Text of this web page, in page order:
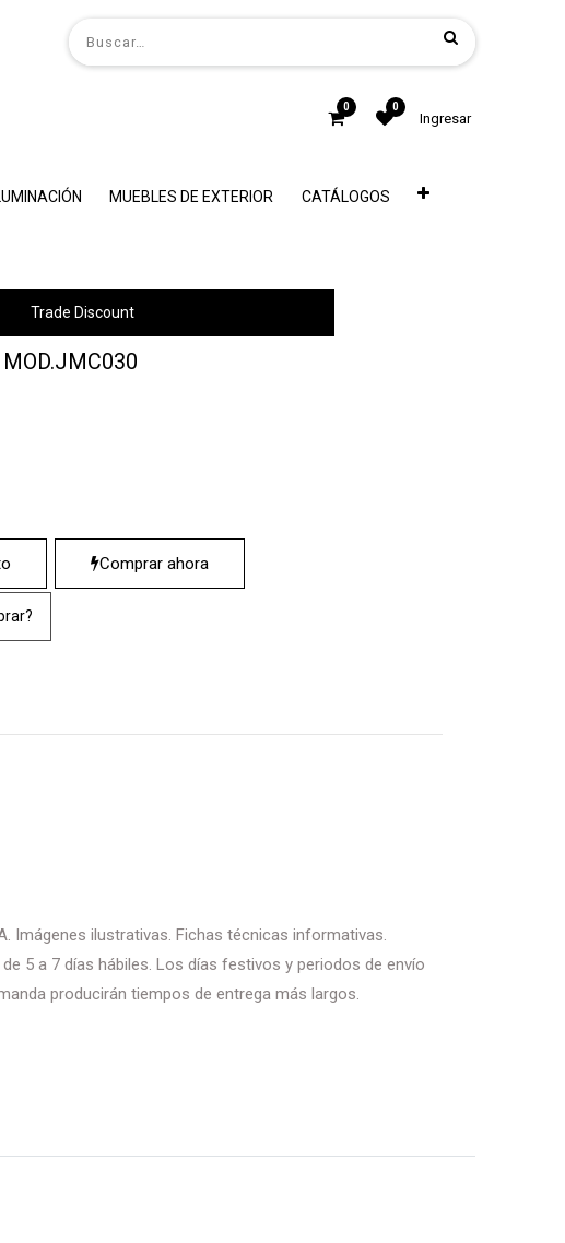
0 0
Ingresar
MUEBLES DE EXTERIOR CATÁLOGOS
Trade Discount
Comprar ahora
Imágenes ilustrativas. Fichas técnicas informativas.
5 a 7 días hábiles. Los días festivos y periodos de envío
producirán tiempos de entrega más largos.